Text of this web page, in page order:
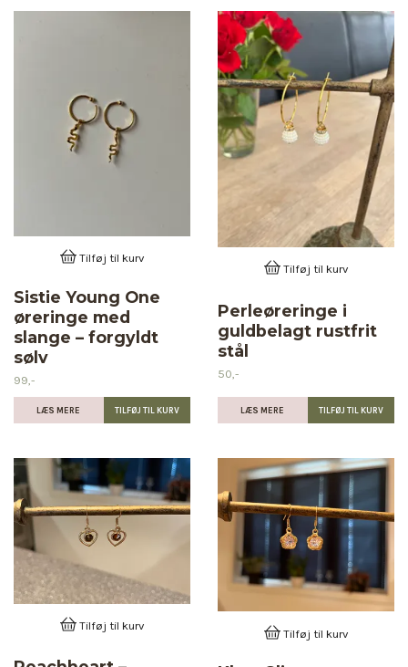
Tilføj til kurv
Sistie Young One
øreringe med
slange – forgyldt
sølv
99,-
LÆS MERE
Tilføj til kurv
Perleøreringe i
guldbelagt rustfrit
stål
50,-
LÆS MERE
Tilføj til kurv
Tilføj til kurv